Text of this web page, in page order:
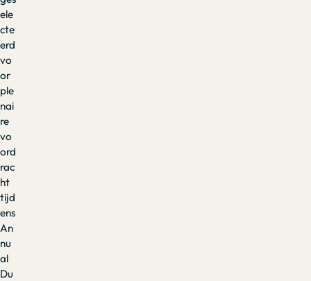
ele
cte
erd
vo
or
ple
nai
re
vo
ord
rac
ht
tijd
ens
An
nu
al
Du